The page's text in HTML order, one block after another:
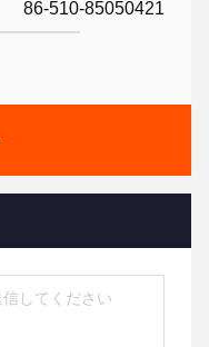
86-510-85050421